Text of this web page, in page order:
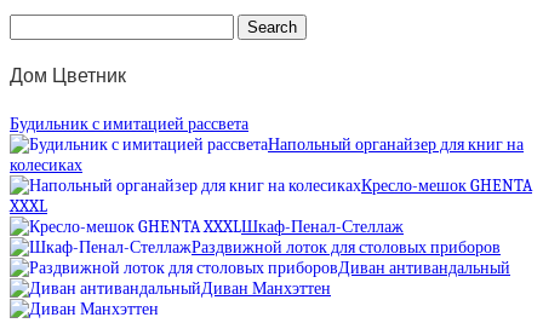
Дом Цветник
Будильник с имитацией рассвета
Напольный органайзер для книг на
колесиках
Кресло-мешок GHENTA
XXXL
Шкаф-Пенал-Стеллаж
Раздвижной лоток для столовых приборов
Диван антивандальный
Диван Манхэттен